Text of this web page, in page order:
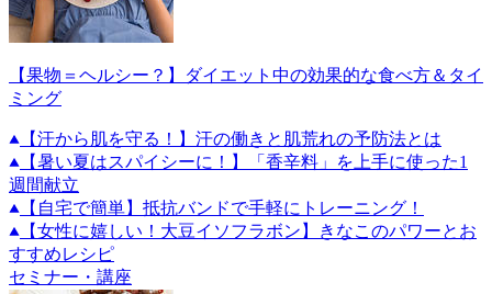
【果物＝ヘルシー？】ダイエット中の効果的な食べ方＆タイ
ミング
【汗から肌を守る！】汗の働きと肌荒れの予防法とは
【暑い夏はスパイシーに！】「香辛料」を上手に使った1
週間献立
【自宅で簡単】抵抗バンドで手軽にトレーニング！
【女性に嬉しい！大豆イソフラボン】きなこのパワーとお
すすめレシピ
セミナー・講座